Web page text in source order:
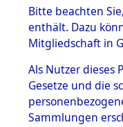
BESTÄNDE
1.
mente
5.
5.3
Bitte beachten
enthält. Dazu
Mitgliedschaft in
Als Nutzer dieses
Gesetze und die
Sammlungen